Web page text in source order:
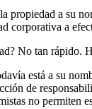
propiedad a su
corporativa a
No tan rápido.
está a su
de
no permiten